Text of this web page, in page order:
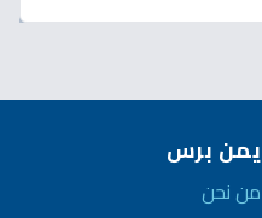
يمن برس
من نحن